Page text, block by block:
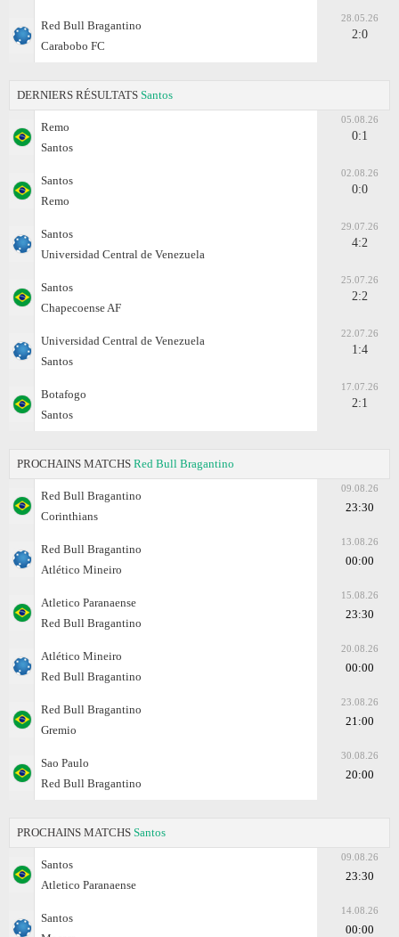
Red Bull Bragantino
Carabobo FC
28.05.26
2:0
DERNIERS RÉSULTATS Santos
Remo
Santos
05.08.26
0:1
Santos
Remo
02.08.26
0:0
Santos
Universidad Central de Venezuela
29.07.26
4:2
Santos
Chapecoense AF
25.07.26
2:2
Universidad Central de Venezuela
Santos
22.07.26
1:4
Botafogo
Santos
17.07.26
2:1
PROCHAINS MATCHS Red Bull Bragantino
Red Bull Bragantino
Corinthians
09.08.26
23:30
Red Bull Bragantino
Atlético Mineiro
13.08.26
00:00
Atletico Paranaense
Red Bull Bragantino
15.08.26
23:30
Atlético Mineiro
Red Bull Bragantino
20.08.26
00:00
Red Bull Bragantino
Gremio
23.08.26
21:00
Sao Paulo
Red Bull Bragantino
30.08.26
20:00
PROCHAINS MATCHS Santos
Santos
Atletico Paranaense
09.08.26
23:30
Santos
14.08.26
00:00